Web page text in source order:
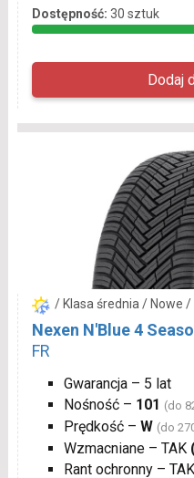
Dostępność: 30 sztuk
/ Klasa średnia / Nowe /
Nexen N'Blue 4
FR
Gwarancja – 5 lat
Nośność – 101 (do
Prędkość – W (do
Wzmacniane – TAK
Rant ochronny – TAK